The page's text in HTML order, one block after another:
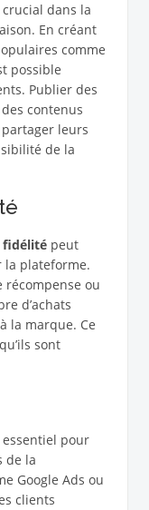
dans la
En créant
comme
possible
Publier des
contenus
leurs
de la
fidélitépeut
la plateforme.
ou
d’achats
la marque. Ce
sont
pour
de la
Google Ads ou
clients